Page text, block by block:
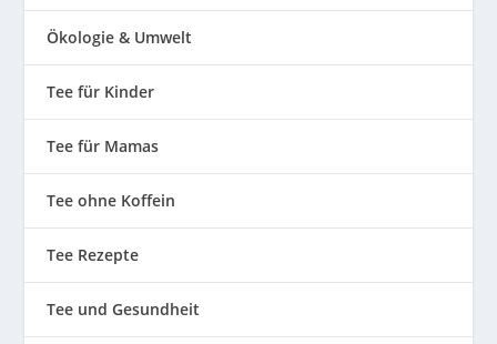
Ökologie & Umwelt
Tee für Kinder
Tee für Mamas
Tee ohne Koffein
Tee Rezepte
Tee und Gesundheit